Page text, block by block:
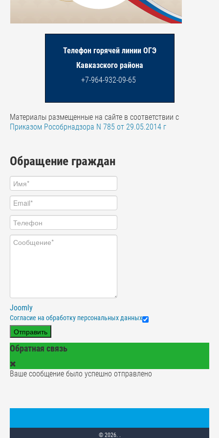
Телефон горячей линии ОГЭ
Кавказского района
+7-964-932-09-65
Материалы размещенные на сайте в соответствии с
Приказом Рособрнадзора N 785 от 29.05.2014 г
Обращение граждан
Joomly
Согласие на обработку персональных данных
Отправить
Обратная связь
Ваше сообщение было успешно отправлено
© 2026. .